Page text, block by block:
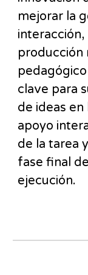
mejorar la
producción
clave para
de ideas en
apoyo
de la tarea
fase final
ejecución.